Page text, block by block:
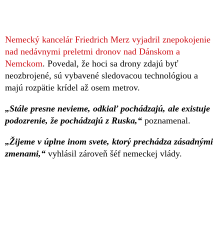
Nemecký kancelár Friedrich Merz vyjadril znepokojenie
nad nedávnymi preletmi dronov nad Dánskom a
Nemckom. Povedal, že hoci sa drony zdajú byť
neozbrojené, sú vybavené sledovacou technológiou a
majú rozpätie krídel až osem metrov.
„Stále presne nevieme, odkiaľ pochádzajú, ale existuje
podozrenie, že pochádzajú z Ruska,“ poznamenal.
„Žijeme v úplne inom svete, ktorý prechádza zásadnými
zmenami,“ vyhlásil zároveň šéf nemeckej vlády.